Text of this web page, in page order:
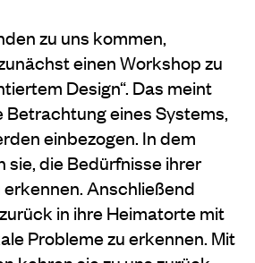
zu uns kommen,
einen Workshop zu
Design“. Das meint
Betrachtung eines Systems,
einbezogen. In dem
sie, die Bedürfnisse ihrer
Anschließend
in ihre Heimatorte mit
Probleme zu erkennen. Mit